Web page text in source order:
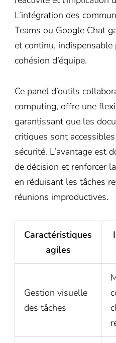
L’intégration des
Teams ou Google Chat
et continu,
cohésion d’équipe.
Ce panel d’outils
computing, offre une
garantissant que les
critiques sont
sécurité. L’avantage est
de décision et renforcer
en réduisant les tâches
réunions improductives.
Caractéristiques
agiles
Gestion visuelle
des tâches